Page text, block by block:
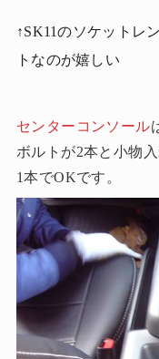
↑SK11のソケットレ
トなのが嬉しい
センターコンソール
ボルトが2本と小物
1本でOKです。